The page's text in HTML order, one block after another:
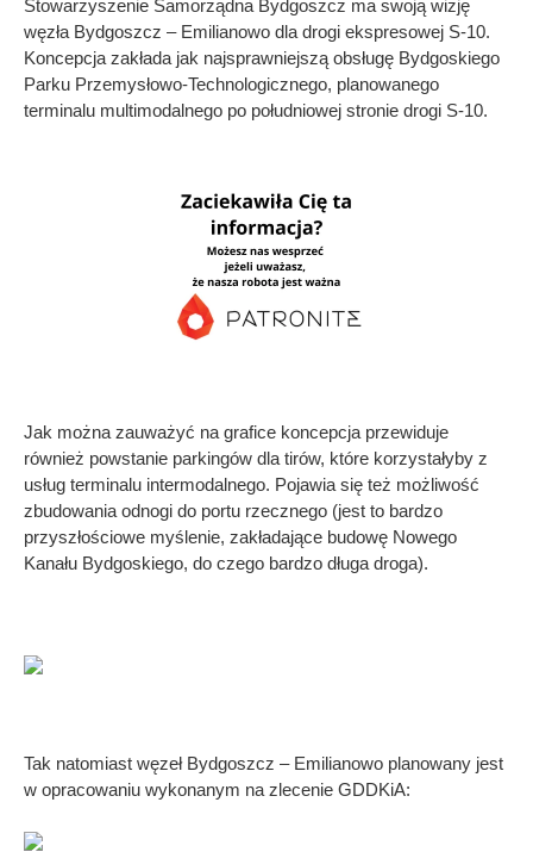
Stowarzyszenie Samorządna Bydgoszcz ma swoją wizję
węzła Bydgoszcz – Emilianowo dla drogi ekspresowej S-10.
Koncepcja zakłada jak najsprawniejszą obsługę Bydgoskiego
Parku Przemysłowo-Technologicznego, planowanego
terminalu multimodalnego po południowej stronie drogi S-10.
Jak można zauważyć na grafice koncepcja przewiduje
również powstanie parkingów dla tirów, które korzystałyby z
usług terminalu intermodalnego. Pojawia się też możliwość
zbudowania odnogi do portu rzecznego (jest to bardzo
przyszłościowe myślenie, zakładające budowę Nowego
Kanału Bydgoskiego, do czego bardzo długa droga).
Tak natomiast węzeł Bydgoszcz – Emilianowo planowany jest
w opracowaniu wykonanym na zlecenie GDDKiA: